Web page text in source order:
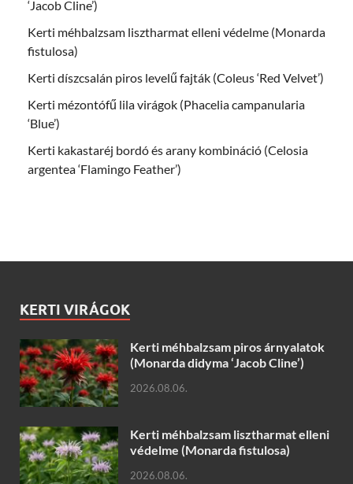
‘Jacob Cline’)
Kerti méhbalzsam lisztharmat elleni védelme (Monarda
fistulosa)
Kerti díszcsalán piros levelű fajták (Coleus ‘Red Velvet’)
Kerti mézontófű lila virágok (Phacelia campanularia
‘Blue’)
Kerti kakastaréj bordó és arany kombináció (Celosia
argentea ‘Flamingo Feather’)
KERTI VIRÁGOK
Kerti méhbalzsam piros árnyalatok
(Monarda didyma ‘Jacob Cline’)
2026.08.06.
Kerti méhbalzsam lisztharmat elleni
védelme (Monarda fistulosa)
2026.08.06.